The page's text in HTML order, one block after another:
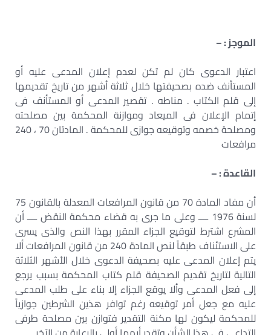
الموجز : –
اعتبار الدعوى كان لم تكن لعدم إعلان المدعى عليه أو
المستأنف ضده بصحيفتها خلال ثلاثة أشهر من تاريخ تقديمها
إلى قلم الكتاب . مناطه . تقصير المدعى أو المستأنف فى
إتمام الإعلان فى الميعاد وموازنة المحكمة بين مصلحته
ومصلحة خصمه وتوقيعه جوازى للمحكمة . المادتان 70 ، 240
مرافعات
القاعدة : –
أن مفاد المادة 70 من قانون المرافعات المعدلة بالقانون 75
لسنة 1976 ــــ وعلى ما جرى به قضاء محكمة النقض ــــ أن
المشرع اشترط لتوقيع الجزاء المقرر بهذا النص والذى يسرى
على الاستئناف طبقاً لنص المادة 240 من قانون المرافعات ألا
يتم إعلان المدعى عليه بصحيفة الدعوى خلال الأشهر الثلاثة
التالية لتاريخ تقديم الصحيفة قلم كتاب المحكمة بسبب يرجع
إلى فعل المدعى وألا يوقع الجزاء إلا بناء على طلب المدعى
عليه مع جعل أمر توقيعه رغم توافر هذين الشرطين جوازياً
للمحكمة ليكون لها مكنة التقدير فتوازن بين مصلحة طرفى